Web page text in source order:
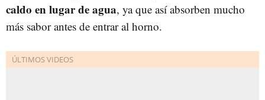
caldo en lugar de agua, ya que así absorben mucho
más sabor antes de entrar al horno.